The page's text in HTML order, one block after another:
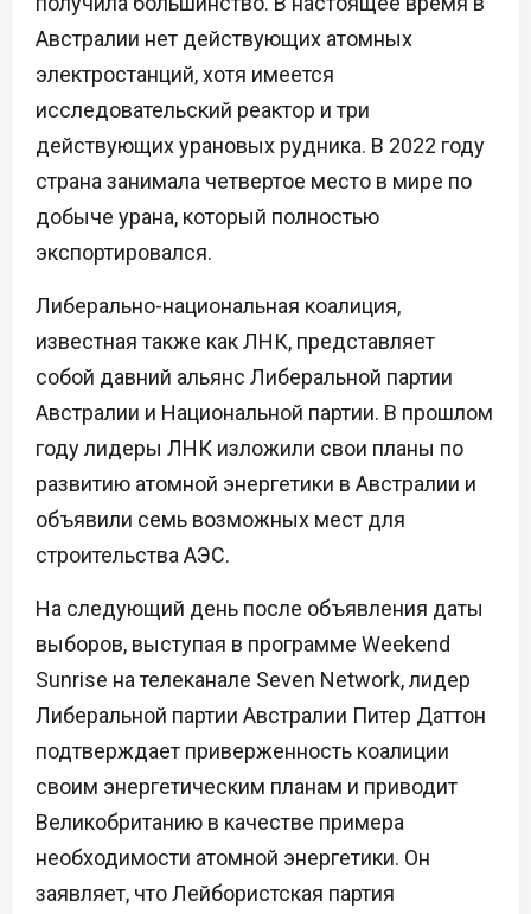
Австралии нет действующих атомных
электростанций, хотя имеется
исследовательский реактор и три
действующих урановых рудника. В 2022 году
страна занимала четвертое место в мире по
добыче урана, который полностью
экспортировался.
Либерально-национальная коалиция,
известная также как ЛНК, представляет
собой давний альянс Либеральной партии
Австралии и Национальной партии. В прошлом
году лидеры ЛНК изложили свои планы по
развитию атомной энергетики в Австралии и
объявили семь возможных мест для
строительства АЭС.
На следующий день после объявления даты
выборов, выступая в программе Weekend
Sunrise на телеканале Seven Network, лидер
Либеральной партии Австралии Питер Даттон
подтверждает приверженность коалиции
своим энергетическим планам и приводит
Великобританию в качестве примера
необходимости атомной энергетики. Он
заявляет, что Лейбористская партия